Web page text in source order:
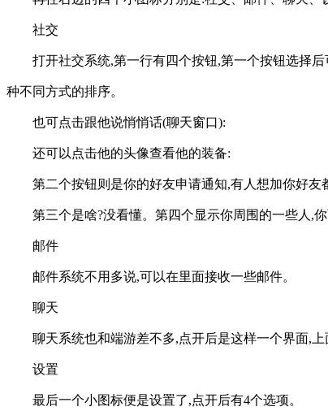
社交
打开社交系统,第一行有四个按钮,第一个按钮选择
种不同方式的排序。
也可点击跟他说悄悄话(聊天窗口):
还可以点击他的头像查看他的装备:
第二个按钮则是你的好友申请通知,有人想加你好友
第三个是啥?没看懂。第四个显示你周围的一些人,
邮件
邮件系统不用多说,可以在里面接收一些邮件。
聊天
聊天系统也和端游差不多,点开后是这样一个界面,
设置
最后一个小图标便是设置了,点开后有4个选项。